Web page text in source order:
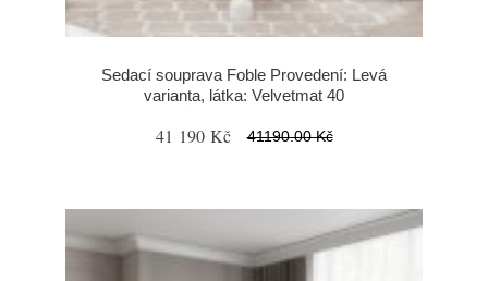
Sedací souprava Foble Provedení: Levá
varianta, látka: Velvetmat 40
41 190 Kč 41190.00 Kč